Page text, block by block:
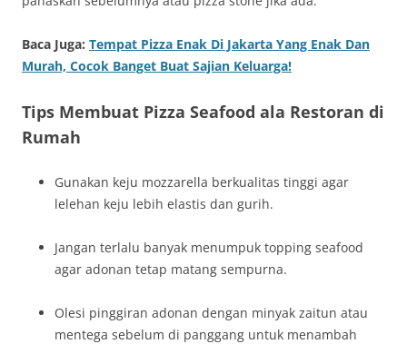
Baca Juga: Tempat Pizza Enak Di Jakarta Yang Enak Dan
Murah, Cocok Banget Buat Sajian Keluarga!
Tips Membuat Pizza Seafood ala Restoran di
Rumah
Gunakan keju mozzarella berkualitas tinggi agar
lelehan keju lebih elastis dan gurih.
Jangan terlalu banyak menumpuk topping seafood
agar adonan tetap matang sempurna.
Olesi pinggiran adonan dengan minyak zaitun atau
mentega sebelum di panggang untuk menambah